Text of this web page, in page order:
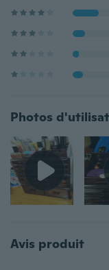
Photos
Avis produit